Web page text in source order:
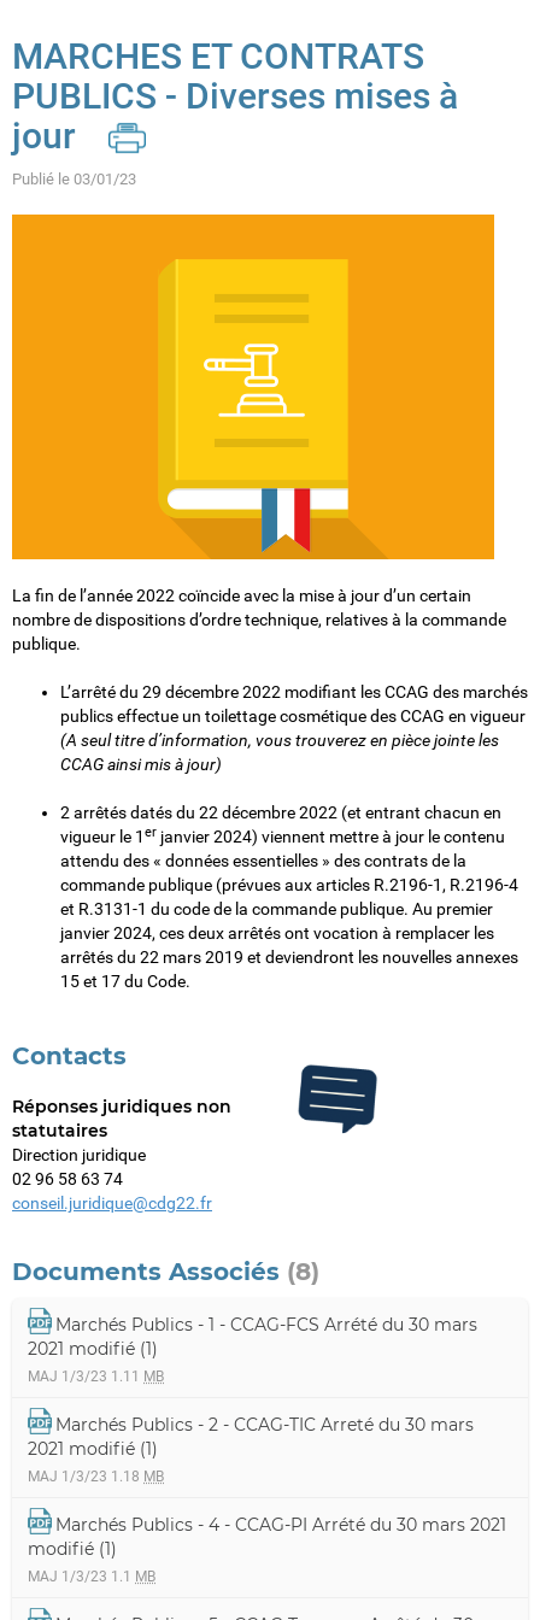
MARCHES ET CONTRATS
PUBLICS - Diverses mises à
jour
Publié le 03/01/23
La fin de l’année 2022 coïncide avec la mise à jour d’un certain
nombre de dispositions d’ordre technique, relatives à la commande
publique.
L’arrêté du 29 décembre 2022 modifiant les CCAG des marchés
publics effectue un toilettage cosmétique des CCAG en vigueur
(A seul titre d’information, vous trouverez en pièce jointe les
CCAG ainsi mis à jour)
2 arrêtés datés du 22 décembre 2022 (et entrant chacun en
vigueur le 1 er janvier 2024) viennent mettre à jour le contenu
attendu des « données essentielles » des contrats de la
commande publique (prévues aux articles R.2196-1, R.2196-4
et R.3131-1 du code de la commande publique. Au premier
janvier 2024, ces deux arrêtés ont vocation à remplacer les
arrêtés du 22 mars 2019 et deviendront les nouvelles annexes
15 et 17 du Code.
Contacts
Réponses juridiques non
statutaires
Direction juridique
02 96 58 63 74
conseil.juridique@cdg22.fr
Documents Associés (8)
Marchés Publics - 1 - CCAG-FCS Arrété du 30 mars
2021 modifié (1)
MAJ 1/3/23 1.11 MB
Marchés Publics - 2 - CCAG-TIC Arreté du 30 mars
2021 modifié (1)
MAJ 1/3/23 1.18 MB
Marchés Publics - 4 - CCAG-PI Arrété du 30 mars 2021
modifié (1)
MAJ 1/3/23 1.1 MB